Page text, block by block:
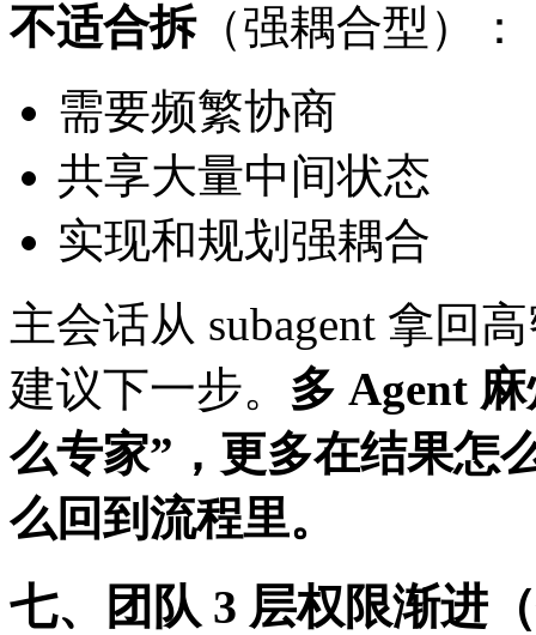
不适合拆（强耦合型）：
需要频繁协商
共享大量中间状态
实现和规划强耦合
主会话从 subagent 拿回
建议下一步。 多 Agent
么专家”，更多在结果怎
么回到流程里。
七、团队 3 层权限渐进